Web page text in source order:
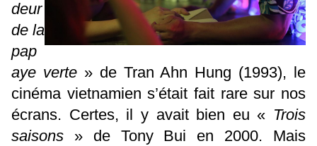
deur
de la
pap
aye verte» de Tran Ahn Hung (1993), le
cinéma vietnamien s’était fait rare sur nos
écrans. Certes, il y avait bien eu « Trois
saisons » de Tony Bui en 2000. Mais